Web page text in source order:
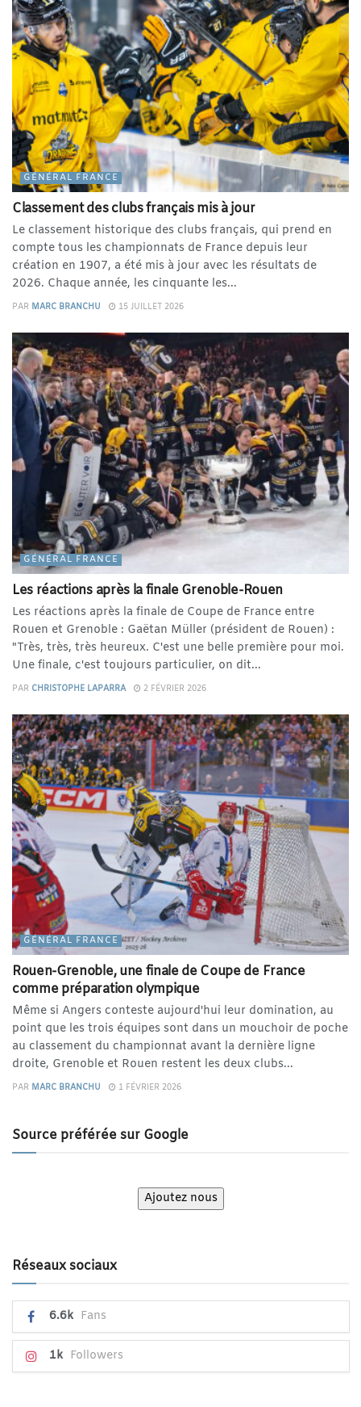
GÉNÉRAL FRANCE
Classement des clubs français mis à jour
Le classement historique des clubs français, qui prend en
compte tous les championnats de France depuis leur
création en 1907, a été mis à jour avec les résultats de
2026. Chaque année, les cinquante les...
PAR MARC BRANCHU 15 JUILLET 2026
GÉNÉRAL FRANCE
Les réactions après la finale Grenoble-Rouen
Les réactions après la finale de Coupe de France entre
Rouen et Grenoble : Gaëtan Müller (président de Rouen) :
"Très, très, très heureux. C'est une belle première pour moi.
Une finale, c'est toujours particulier, on dit...
PAR CHRISTOPHE LAPARRA 2 FÉVRIER 2026
GÉNÉRAL FRANCE
Rouen-Grenoble, une finale de Coupe de France
comme préparation olympique
Même si Angers conteste aujourd'hui leur domination, au
point que les trois équipes sont dans un mouchoir de poche
au classement du championnat avant la dernière ligne
droite, Grenoble et Rouen restent les deux clubs...
PAR MARC BRANCHU 1 FÉVRIER 2026
Source préférée sur Google
Ajoutez nous
Réseaux sociaux
6.6k Fans
1k Followers